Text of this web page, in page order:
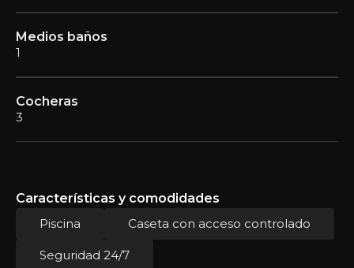
Medios baños
1
Cocheras
3
Características y comodidades
Piscina
Caseta con acceso controlado
Seguridad 24/7